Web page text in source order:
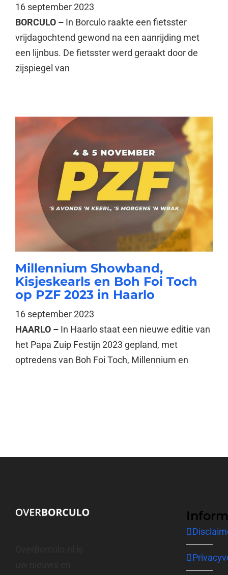
16 september 2023
BORCULO – In Borculo raakte een fietsster
vrijdagochtend gewond na een aanrijding met
een lijnbus. De fietsster werd geraakt door de
zijspiegel van
Millennium Showband,
Kisjeskearls en Boh Foi Toch
op PZF 2023 in Haarlo
16 september 2023
HAARLO – In Haarlo staat een nieuwe editie van
het Papa Zuip Festijn 2023 gepland, met
optredens van Boh Foi Toch, Millennium en